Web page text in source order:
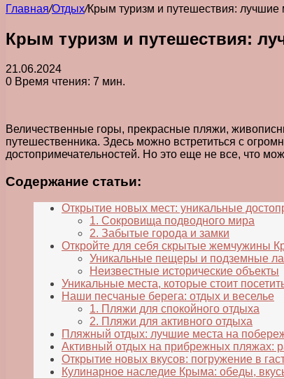
Главная/Отдых/Крым туризм и путешествия: лучшие
Крым туризм и путешествия:
21.06.2024
0 Время чтения: 7 мин.
Величественные горы, прекрасные пляжи,
путешественника. Здесь можно встретиться с
достопримечательностей. Но это еще не все, что
Содержание статьи:
Открытие новых мест: уникальные
1. Сокровища подводного мира
2. Забытые города и замки
Откройте для себя скрытые жемчужины
Уникальные пещеры и подземные
Неизвестные исторические объекты
Уникальные места, которые стоит
Наши песчаные берега: отдых и веселье
1. Пляжи для спокойного отдыха
2. Пляжи для активного отдыха
Пляжный отдых: лучшие места на
Активный отдых на прибрежных пляжах:
Открытие новых вкусов: погружение в
Кулинарное наследие Крыма: обеды,